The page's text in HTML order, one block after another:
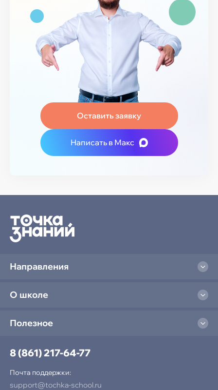
Оставить заявку
Написать в Макс
Направления
О школе
Полезное
8 (861) 217-64-77
Почта поддержки:
support@tochka-school.ru